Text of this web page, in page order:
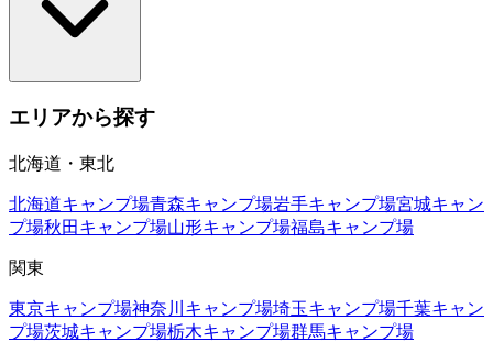
エリアから探す
北海道・東北
北海道キャンプ場青森キャンプ場岩手キャンプ場宮城キャン
プ場秋田 キャンプ場山形キャンプ場福島キャンプ場
関東
東京キャンプ場神奈川 キャンプ場埼玉キャンプ場千葉キャン
プ場茨城キャンプ場栃木キャンプ場群馬キャンプ場